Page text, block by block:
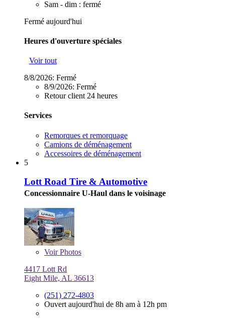
Sam - dim : fermé
Fermé aujourd'hui
Heures d'ouverture spéciales
Voir tout
8/8/2026: Fermé
8/9/2026: Fermé
Retour client 24 heures
Services
Remorques et remorquage
Camions de déménagement
Accessoires de déménagement
5
Lott Road Tire & Automotive
Concessionnaire U-Haul dans le voisinage
VoirPhotos
4417 Lott Rd
Eight Mile, AL 36613
(251) 272-4803
Ouvert aujourd'hui de 8h am à 12h pm